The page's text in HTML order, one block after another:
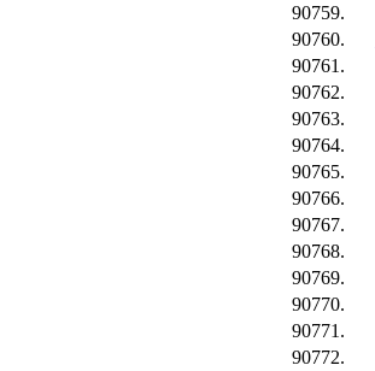
90759.
90760.
90761.
90762.
90763.
90764.
90765.
90766.
90767.
90768.
90769.
90770.
90771.
90772.